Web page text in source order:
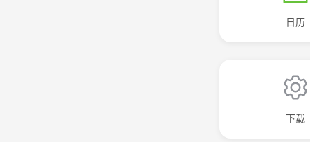
日历
下载